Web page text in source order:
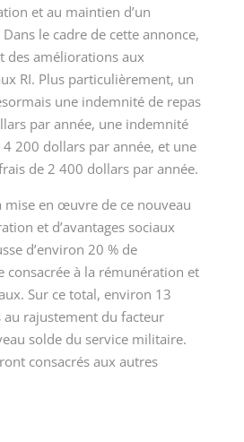
et au maintien d’un
le cadre de cette annonce,
des améliorations aux
RI. Plus particulièrement, un
une indemnité de repas
par année, une indemnité
4 200 dollars par année, et une
de 2 400 dollars par année.
mise en œuvre de ce nouveau
et d’avantages sociaux
d’environ 20 %de
consacrée à la rémunération et
Sur ce total, environ 13
rajustement du facteur
solde du service militaire.
consacrés aux autres